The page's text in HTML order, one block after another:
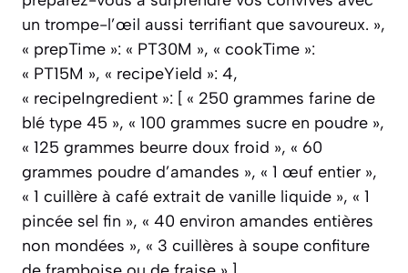
un trompe-l’œil aussi terrifiant que savoureux. »,
« prepTime »: « PT30M », « cookTime »:
« PT15M », « recipeYield »: 4,
« recipeIngredient »: [ « 250 grammes farine de
blé type 45 », « 100 grammes sucre en poudre »,
« 125 grammes beurre doux froid », « 60
grammes poudre d’amandes », « 1 œuf entier »,
« 1 cuillère à café extrait de vanille liquide », « 1
pincée sel fin », « 40 environ amandes entières
non mondées », « 3 cuillères à soupe confiture